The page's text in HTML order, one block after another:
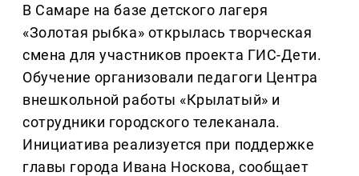
В Самаре на базе детского лагеря
«Золотая рыбка» открылась творческая
смена для участников проекта ГИС-Дети.
Обучение организовали педагоги Центра
внешкольной работы «Крылатый» и
сотрудники городского телеканала.
Инициатива реализуется при поддержке
главы города Ивана Носкова, сообщает